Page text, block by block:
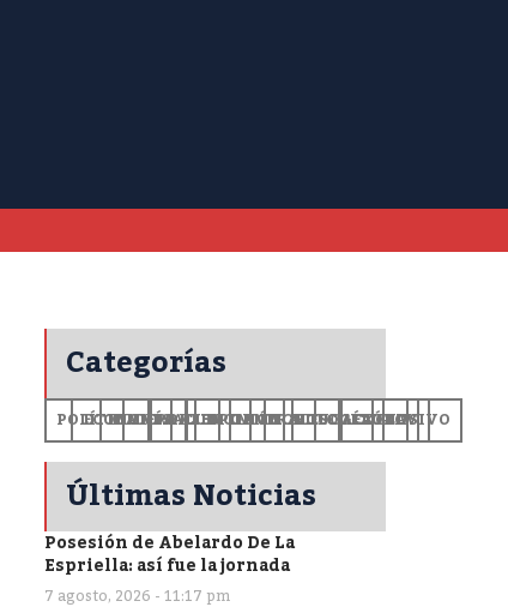
Categorías
POLÍTICA
ECONOMÍA
MUNDO
DEPORTES
SALUD
CIENCIA
OPINIÓN
GENERALES
TECNOLOGÍA
EDUCACIÓN
CULTURA
EXCLUSIVO
+CV
Últimas Noticias
Posesión de Abelardo De La
Espriella: así fue la jornada
7 agosto, 2026 - 11:17 pm